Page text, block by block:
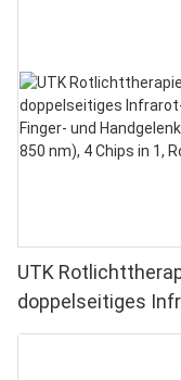
UTK
doppelseitiges
Linderung von